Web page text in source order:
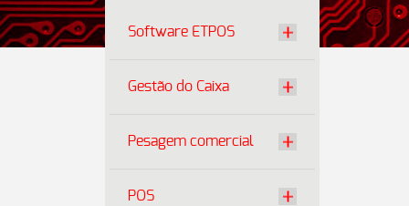
Software ETPOS
Gestão do Caixa
Pesagem comercial
POS